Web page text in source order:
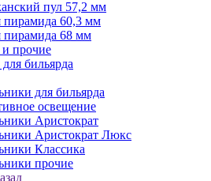
пул 57,2 мм
пирамида 60,3 мм
пирамида 68 мм
прочие
бильярда
для бильярда
освещение
Аристократ
Аристократ Люкс
Классика
прочие